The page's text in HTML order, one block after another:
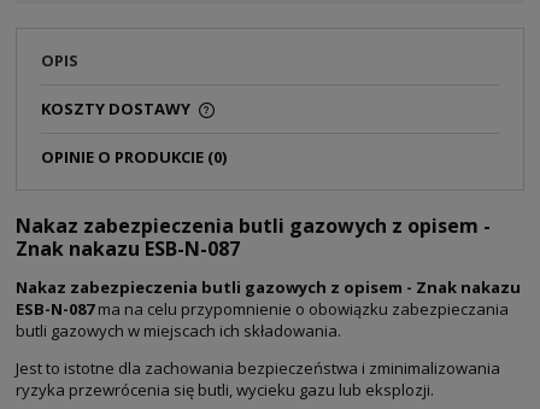
OPIS
KOSZTY DOSTAWY
OPINIE O PRODUKCIE (0)
Nakaz zabezpieczenia butli gazowych z opisem -
Znak nakazu ESB-N-087
Nakaz zabezpieczenia butli gazowych z opisem - Znak nakazu
ESB-N-087ma na celu przypomnienie o obowiązku zabezpieczania
butli gazowych w miejscach ich składowania.
Jest to istotne dla zachowania bezpieczeństwa i zminimalizowania
ryzyka przewrócenia się butli, wycieku gazu lub eksplozji.